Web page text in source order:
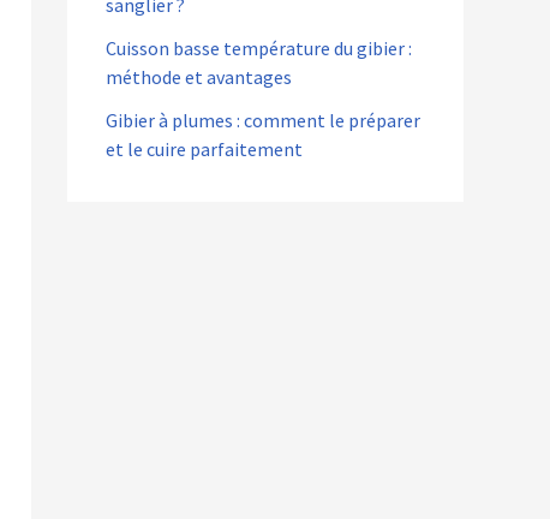
sanglier ?
Cuisson basse température du gibier :
méthode et avantages
Gibier à plumes : comment le préparer
et le cuire parfaitement